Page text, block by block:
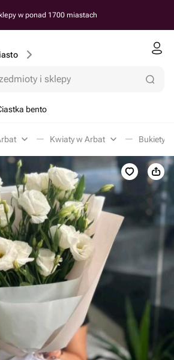
w ponad 1700 miastach
i sklepy
bento
Kwiaty w Arbat Bukiety